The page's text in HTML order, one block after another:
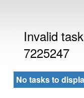
Invalid
7225247
No tasks to